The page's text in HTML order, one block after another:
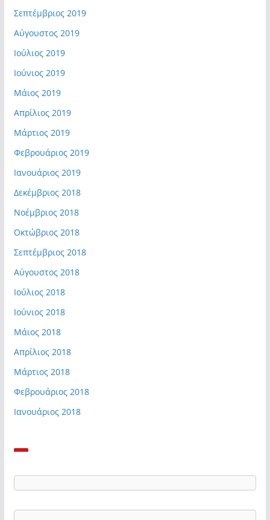
Σεπτέμβριος 2019
Αύγουστος 2019
Ιούλιος 2019
Ιούνιος 2019
Μάιος 2019
Απρίλιος 2019
Μάρτιος 2019
Φεβρουάριος 2019
Ιανουάριος 2019
Δεκέμβριος 2018
Νοέμβριος 2018
Οκτώβριος 2018
Σεπτέμβριος 2018
Αύγουστος 2018
Ιούλιος 2018
Ιούνιος 2018
Μάιος 2018
Απρίλιος 2018
Μάρτιος 2018
Φεβρουάριος 2018
Ιανουάριος 2018